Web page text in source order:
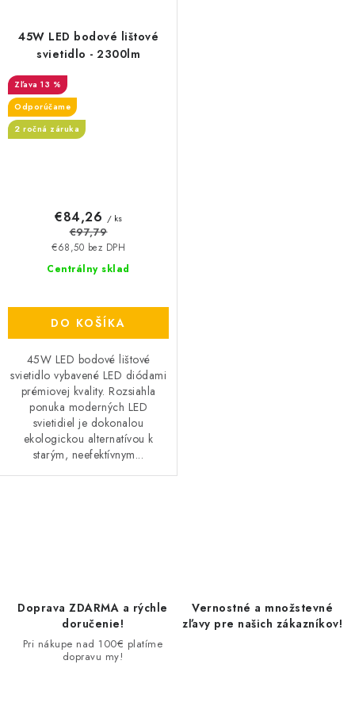
45W LED bodové lištové
svietidlo - 2300lm
13 %
Odporúčame
2 ročná záruka
Centrálny sklad
€68,50 bez DPH
€84,26 / ks
€97,79
DO KOŠÍKA
45W LED bodové lištové
svietidlo vybavené LED diódami
prémiovej kvality. Rozsiahla
ponuka moderných LED
svietidiel je dokonalou
ekologickou alternatívou k
starým, neefektívnym...
Doprava ZDARMA a rýchle
doručenie!
Pri nákupe nad 100€ platíme
dopravu my!
Vernostné a množstevné
zľavy pre našich zákazníkov!